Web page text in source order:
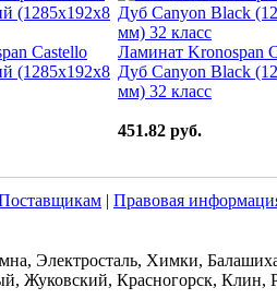
Castello
(1285x192x8
Ламинат Kronospan
Дуб Canyon Black
мм) 32 класс
451.82 руб.
| Правовая
Электросталь, Химки,
Жуковский, Красногорск, Клин,